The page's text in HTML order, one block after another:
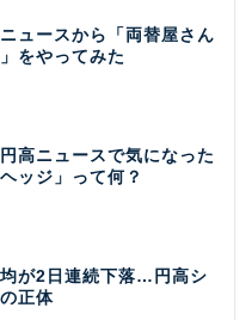
ュースから「両替屋さん
をやってみた
高ニュースで気になった
ヘッジ」って何？
均が2日連続下落…円高シ
正体